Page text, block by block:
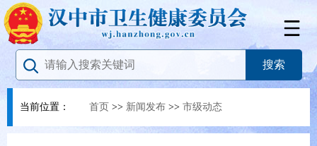
当前位置： 首页 >> 新闻发布 >> 市级动态